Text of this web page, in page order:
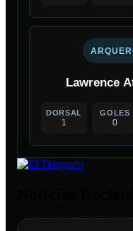
Lawrence
DORSAL
1
GOLES
0